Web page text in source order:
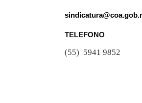
TELEFONO
(55) 5941 9852